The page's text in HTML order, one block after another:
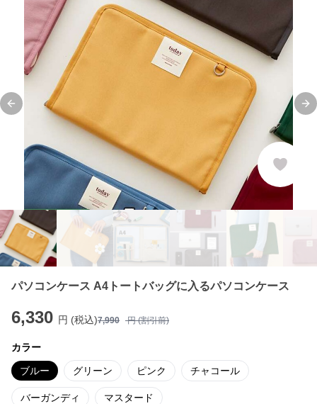
Previous slide
パソコンケース A4トートバッグに入るパソコンケース
6,330 円 (税込)7,990 円 (割引前)
カラー
ブルー グリーン ピンク チャコール
バーガンディ マスタード